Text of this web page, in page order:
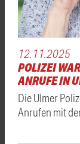
12.11.2025
POLIZEI
ANRUFE IN
Die Ulmer
Anrufen mit